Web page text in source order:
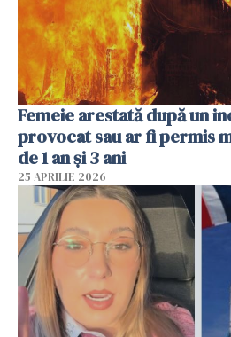
Femeie arestată după un
provocat sau ar fi permis
de 1 an și 3 ani
25 APRILIE 2026